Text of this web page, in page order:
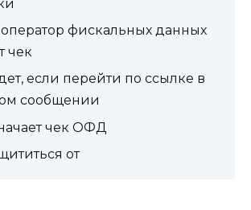
фискальных данных
чек
если перейти по ссылке в
сообщении
чек ОФД
от